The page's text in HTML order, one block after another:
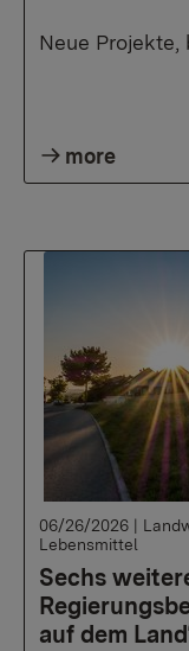
Neue Projekte,
more
Sechs
auf dem
06/26/2026 |
Lebensmittel